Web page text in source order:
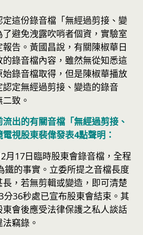
這份錄音檔「無經過剪接、變
避免洩露吹哨者個資，實驗室
告。黃國昌說，有關陳椒華日
錄音檔內容，雖然無從知悉這
錄音檔取得，但是陳椒華播放
定無經過剪接、變造的錄音
致。
出的有關音檔「無經過剪接、
視股東裴偉發表4點聲明：
月17日臨時股東會錄音檔，全程
鐵的事實。立委所提之音檔長度
，若無剪輯或變造，即可清楚
分36秒處已宣布股東會結束。其
會後應受法律保護之私人談話
竊錄。